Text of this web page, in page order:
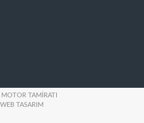
TAMIRATI
TASARIM